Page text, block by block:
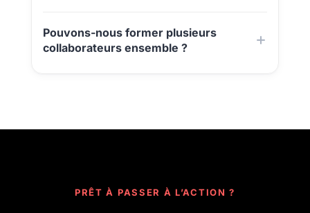
Pouvons-nous former plusieurs
collaborateurs ensemble ?
PRÊT À PASSER À L’ACTION ?